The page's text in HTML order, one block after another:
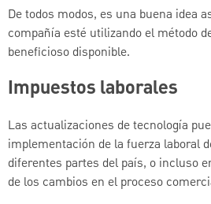
De todos modos, es una buena idea
compañía esté utilizando el método
beneficioso disponible.
Impuestos laborales
Las actualizaciones de tecnología
implementación de la fuerza laboral
diferentes partes del país, o incluso
de los cambios en el proceso